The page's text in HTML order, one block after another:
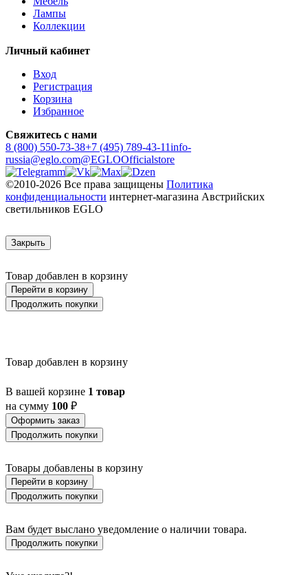
Лампы
Коллекции
Личный кабинет
Вход
Регистрация
Корзина
Избранное
Свяжитесь с нами
8 (800) 550-73-38+7 (495) 789-43-11info-
russia@eglo.com@EGLOOfficialstore
©2010-2026 Все права защищены Политика
конфиденциальности интернет-магазина Австрийских
светильников EGLO
Закрыть
Товар добавлен в корзину
Перейти в корзину
Продолжить покупки
Товар добавлен в корзину
В вашей корзине 1 товар
на сумму 100 ₽
Оформить заказ
Продолжить покупки
Товары добавлены в корзину
Перейти в корзину
Продолжить покупки
Вам будет выслано уведомление о наличии товара.
Продолжить покупки